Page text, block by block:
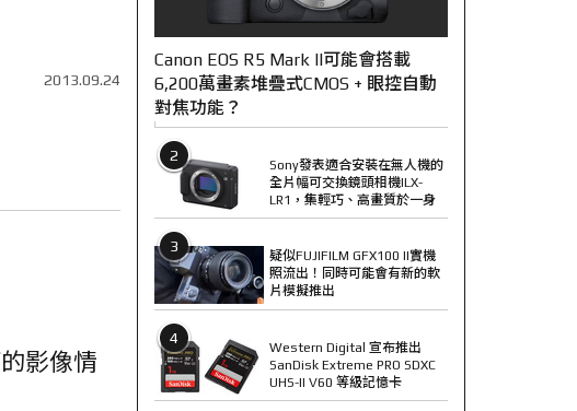
2013.09.24
影像情
Canon EOS R5 Mark II可能會搭載
6,200萬畫素堆疊式CMOS + 眼控自動
對焦功能？
2
Sony發表適合安裝在無人機的
全片幅可交換鏡頭相機ILX-
LR1，集輕巧、高畫質於一身
3
疑似FUJIFILM GFX100 II實機
照流出！同時可能會有新的軟
片模擬推出
4
Western Digital 宣布推出
SanDisk Extreme PRO SDXC
UHS-II V60 等級記憶卡